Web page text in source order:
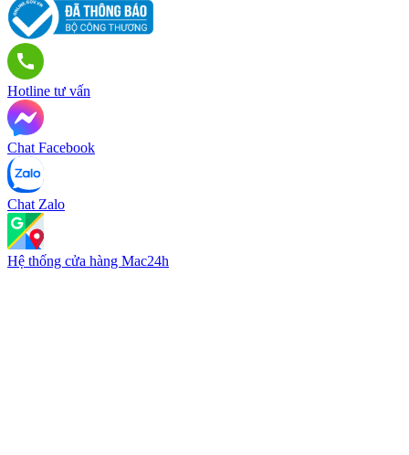
Hotline tư vấn
Chat Facebook
Chat Zalo
Hệ thống cửa hàng Mac24h